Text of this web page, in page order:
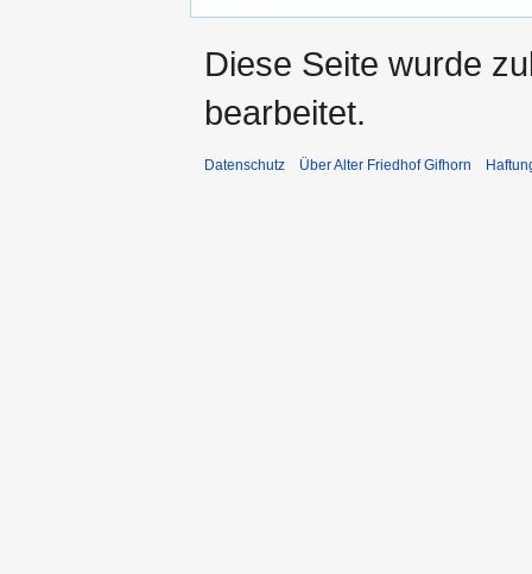
Diese Seite wurde
bearbeitet.
Datenschutz Über Alter Friedhof Gifhorn